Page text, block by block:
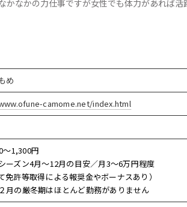
かなかの力仕事ですが女性でも体力があれば活
め
camome.net/index.html
～1,300円
ーズン4月～12月の目安／月3～6万円程度
免許等取得による報奨金やボーナスあり）
月の厳冬期はほとんど勤務がありません